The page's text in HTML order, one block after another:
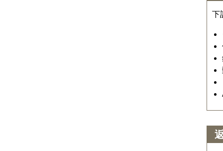
下